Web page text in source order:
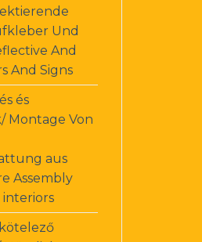
Und
And
And Signs
és
Montage Von
aus
Assembly